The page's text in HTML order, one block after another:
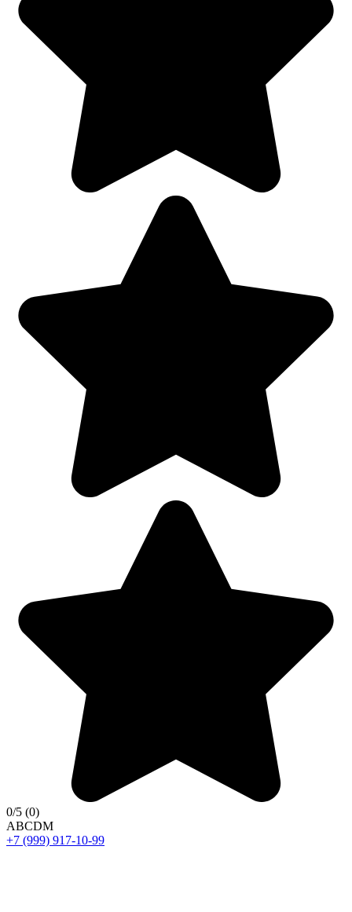
0/5 (0)
ABCDM
+7 (999) 917-10-99